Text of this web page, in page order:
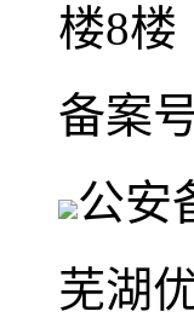
楼8楼
备案号
公安
芜湖